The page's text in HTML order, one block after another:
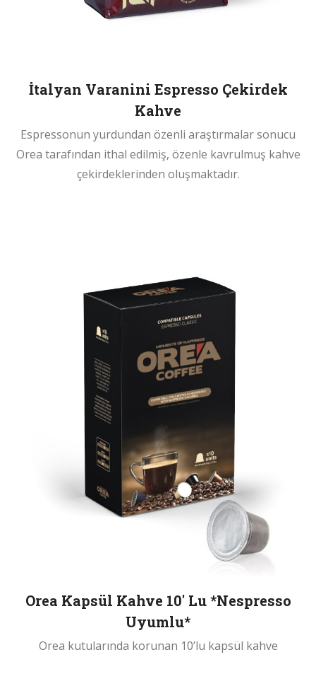
İtalyan Varanini Espresso Çekirdek
Kahve
Espressonun yurdundan özenli araştırmalar sonucu
Orea tarafından ithal edilmiş, özenle kavrulmuş kahve
çekirdeklerinden oluşmaktadır.
Orea Kapsül Kahve 10′ Lu *Nespresso
Uyumlu*
Orea kutularında korunan 10’lu kapsül kahve